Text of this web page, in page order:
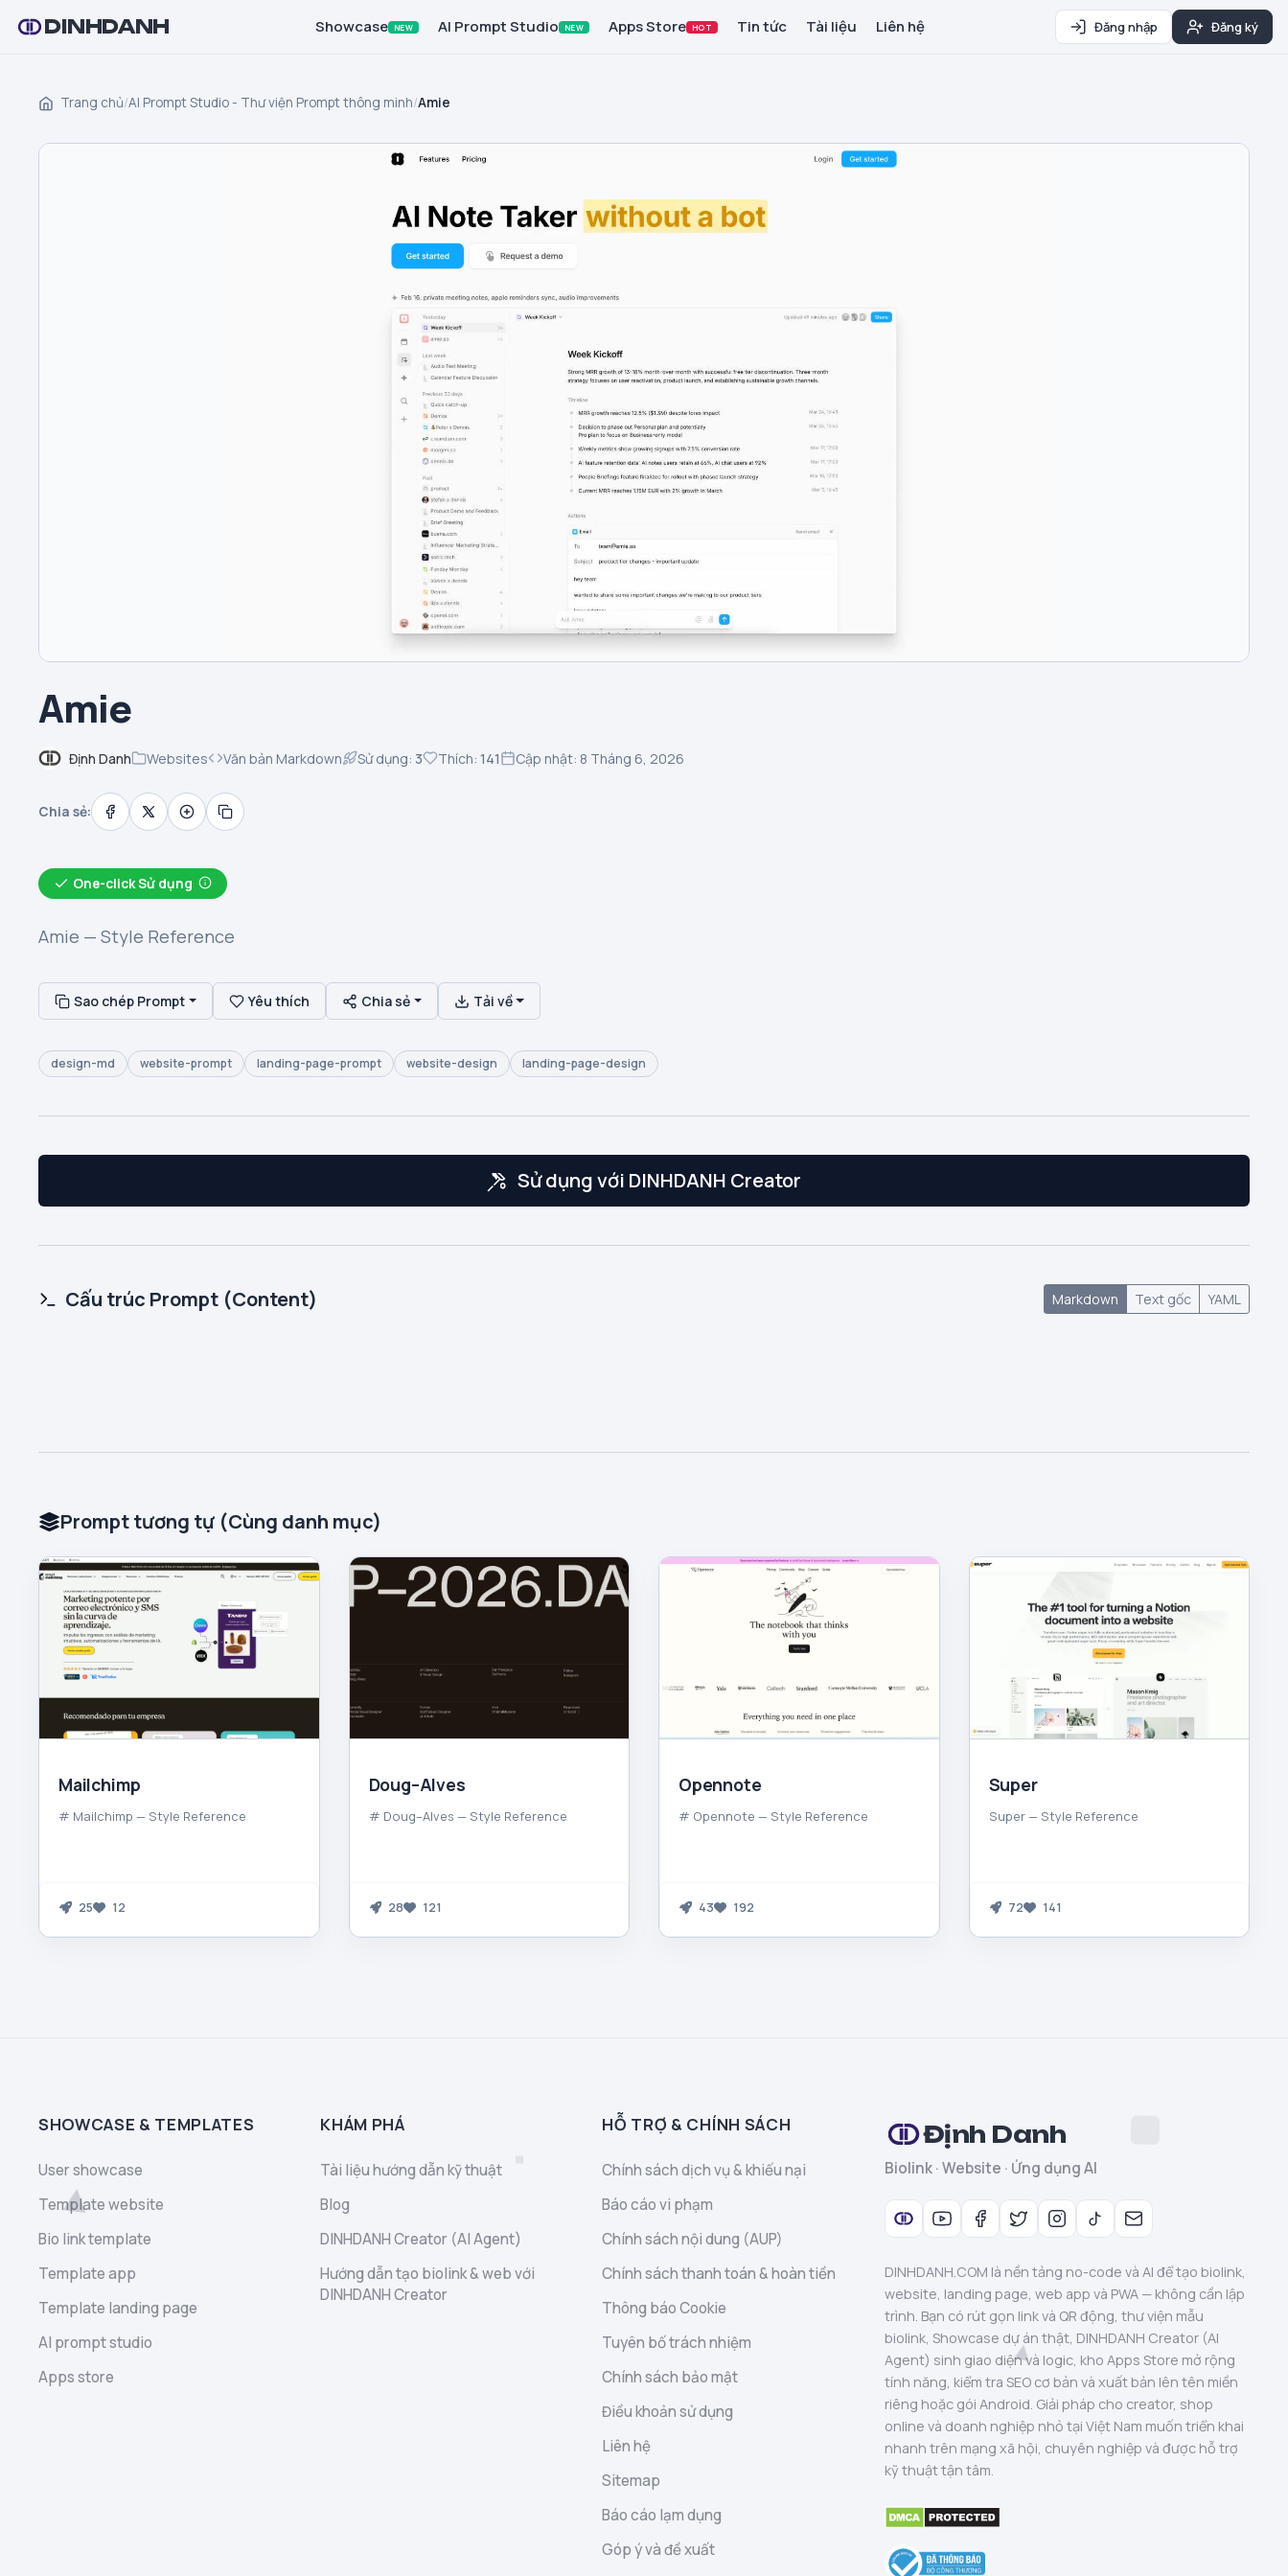
DINHDANH Showcase NEW AI Prompt Studio NEW Apps Store HOT Tin tức Tài liệu Liên hệ Đăng nhập Đăng ký
Trang chủ/AI Prompt Studio - Thư viện Prompt thông minh/Amie
Amie
Định Danh Websites Văn bản Markdown Sử dụng: 3 Thích: 141 Cập nhật: 8 Tháng 6, 2026
Chia sẻ:
One-click Sử dụng
Amie — Style Reference
Sao chép Prompt Yêu thích Chia sẻ Tải về
design-md website-prompt landing-page-prompt website-design landing-page-design
Sử dụng với DINHDANH Creator
Cấu trúc Prompt (Content) Markdown Text gốc YAML
Prompt tương tự (Cùng danh mục)
Mailchimp
# Mailchimp — Style Reference
25 12
Doug–Alves
# Doug–Alves — Style Reference
28 121
Opennote
# Opennote — Style Reference
43 192
Super
Super — Style Reference
72 141
SHOWCASE & TEMPLATES
User showcase
Template website
Bio link template
Template app
Template landing page
AI prompt studio
Apps store
KHÁM PHÁ
Tài liệu hướng dẫn kỹ thuật
Blog
DINHDANH Creator (AI Agent)
Hướng dẫn tạo biolink & web với
DINHDANH Creator
HỖ TRỢ & CHÍNH SÁCH
Chính sách dịch vụ & khiếu nại
Báo cáo vi phạm
Chính sách nội dung (AUP)
Chính sách thanh toán & hoàn tiền
Thông báo Cookie
Tuyên bố trách nhiệm
Chính sách bảo mật
Điều khoản sử dụng
Liên hệ
Sitemap
Báo cáo lạm dụng
Góp ý và đề xuất
Định Danh
Biolink · Website · Ứng dụng AI
DINHDANH.COM là nền tảng no-code và AI để tạo biolink,
website, landing page, web app và PWA — không cần lập
trình. Bạn có rút gọn link và QR động, thư viện mẫu
biolink, Showcase dự án thật, DINHDANH Creator (AI
Agent) sinh giao diện và logic, kho Apps Store mở rộng
tính năng, kiểm tra SEO cơ bản và xuất bản lên tên miền
riêng hoặc gói Android. Giải pháp cho creator, shop
online và doanh nghiệp nhỏ tại Việt Nam muốn triển khai
nhanh trên mạng xã hội, chuyên nghiệp và được hỗ trợ
kỹ thuật tận tâm.